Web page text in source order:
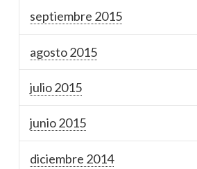
septiembre 2015
agosto 2015
julio 2015
junio 2015
diciembre 2014